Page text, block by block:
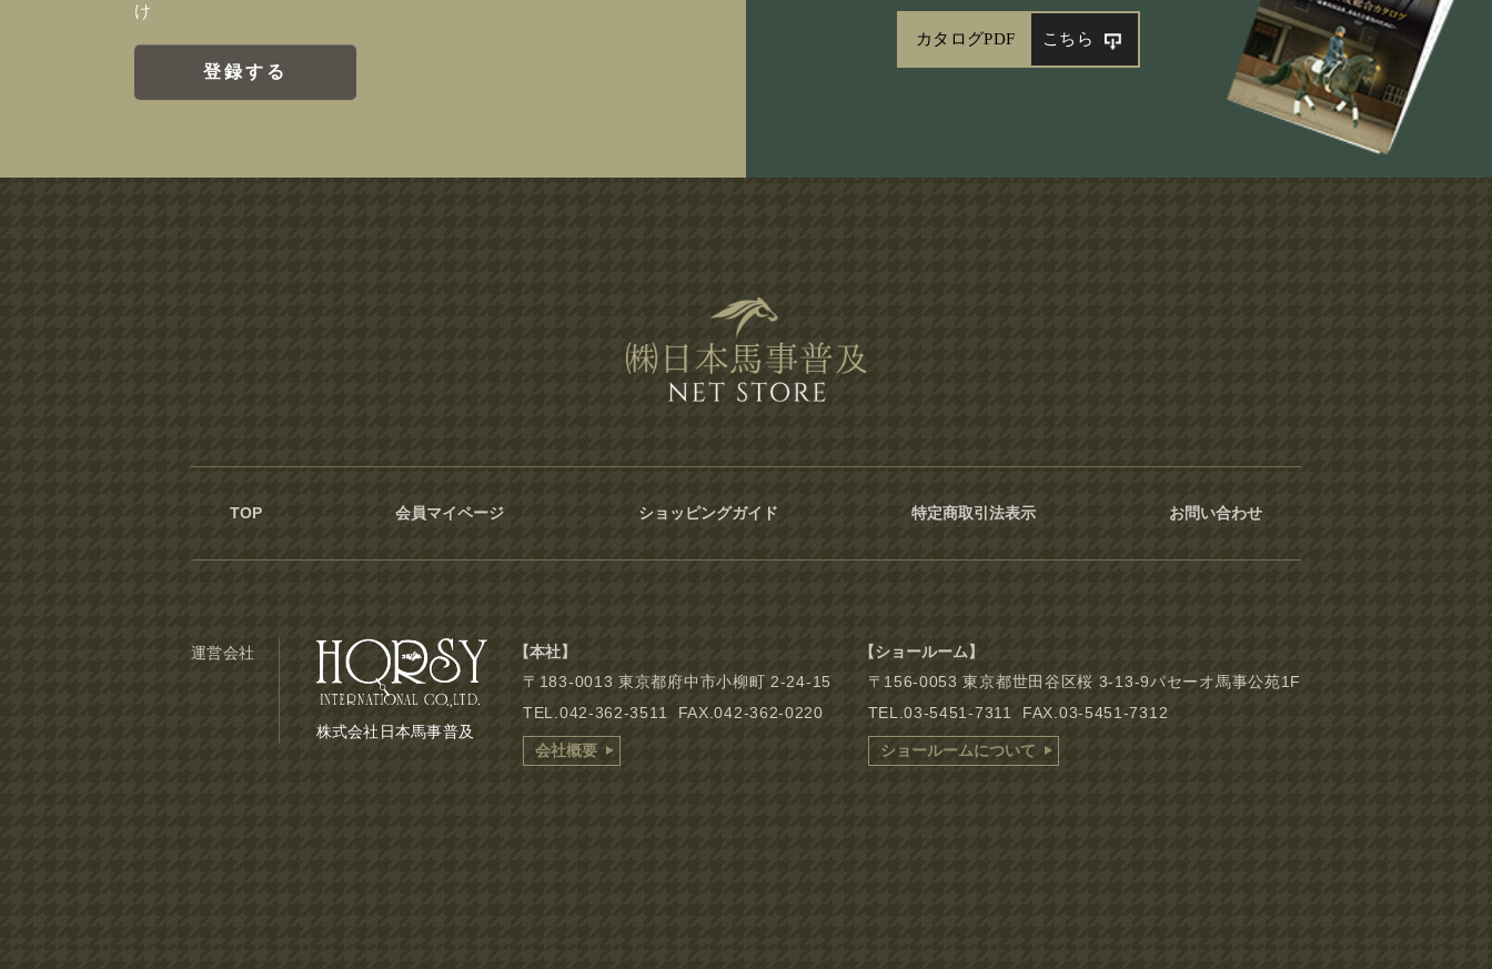
け
登録する
カタログPDF こちら
TOP 会員マイページ ショッピングガイド 特定商取引法表示 お問い合わせ
運営会社
株式会社日本馬事普及
【本社】
〒183-0013 東京都府中市小柳町 2-24-15
TEL.042-362-3511 FAX.042-362-0220
会社概要
【ショールーム】
〒156-0053 東京都世田谷区桜 3-13-9パセーオ馬事公苑1F
TEL.03-5451-7311 FAX.03-5451-7312
ショールームについて